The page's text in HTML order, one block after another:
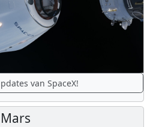
van SpaceX!
Mars